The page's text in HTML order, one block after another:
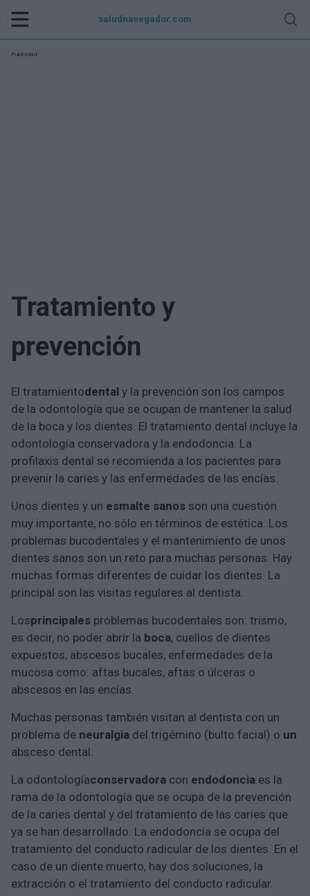
saludnavegador.com
Publicidad:
Tratamiento y
prevención
El tratamientodental y la prevención son los campos
de la odontología que se ocupan de mantener la salud
de la boca y los dientes. El tratamiento dental incluye la
odontología conservadora y la endodoncia. La
profilaxis dental se recomienda a los pacientes para
prevenir la caries y las enfermedades de las encías.
Unos dientes y un esmalte sanos son una cuestión
muy importante, no sólo en términos de estética. Los
problemas bucodentales y el mantenimiento de unos
dientes sanos son un reto para muchas personas. Hay
muchas formas diferentes de cuidar los dientes. La
principal son las visitas regulares al dentista.
Losprincipales problemas bucodentales son: trismo,
es decir, no poder abrir la boca, cuellos de dientes
expuestos, abscesos bucales, enfermedades de la
mucosa como: aftas bucales, aftas o úlceras o
abscesos en las encías.
Muchas personas también visitan al dentista con un
problema de neuralgia del trigémino (bulto facial) o un
absceso dental.
La odontologíaconservadora con endodoncia es la
rama de la odontología que se ocupa de la prevención
de la caries dental y del tratamiento de las caries que
ya se han desarrollado. La endodoncia se ocupa del
tratamiento del conducto radicular de los dientes. En el
caso de un diente muerto, hay dos soluciones, la
extracción o el tratamiento del conducto radicular.